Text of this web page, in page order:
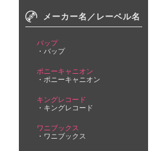
メーカー名／レーベル名
バップ
バップ
ポニーキャニオン
ポニーキャニオン
キングレコード
キングレコード
ワニブックス
ワニブックス